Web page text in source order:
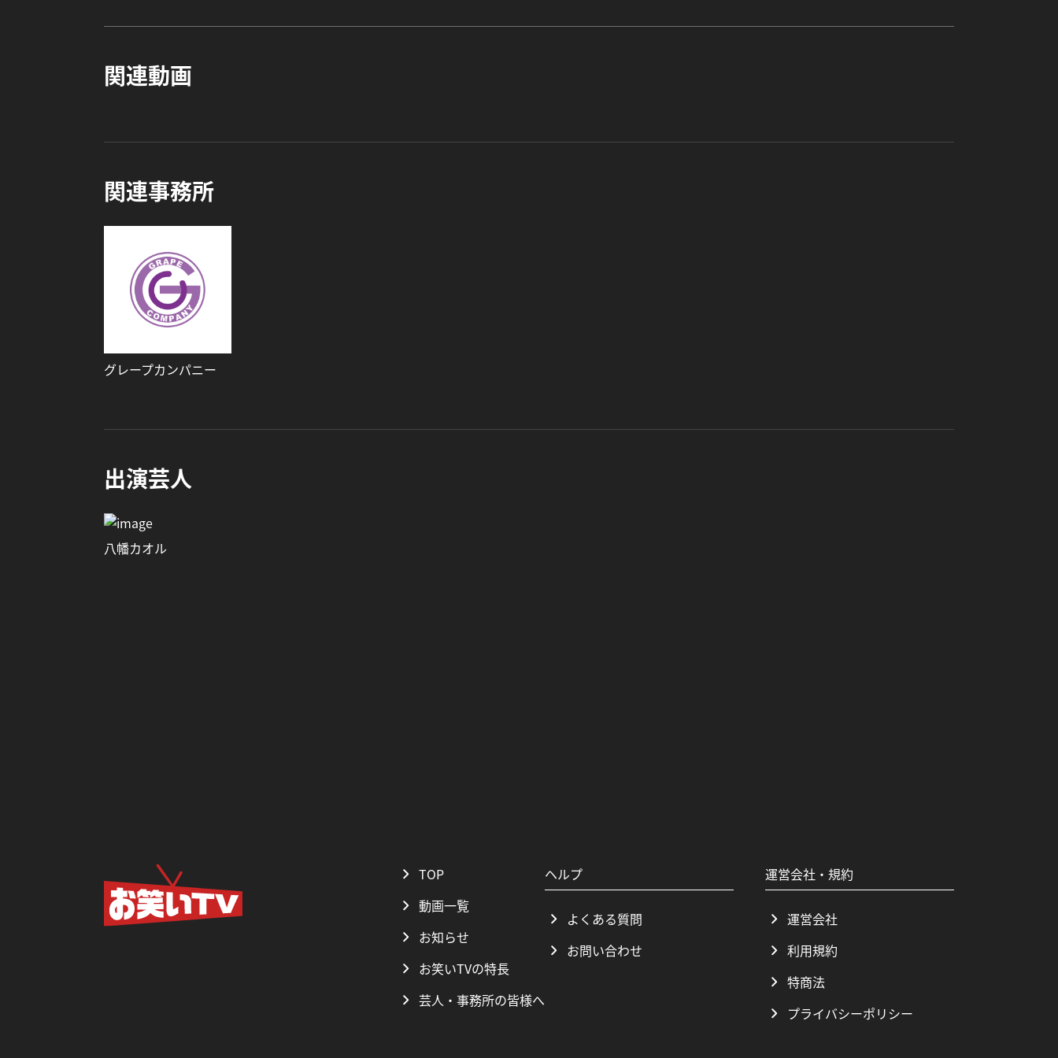
関連動画
関連事務所
グレープカンパニー
出演芸人
八幡カオル
TOP
動画一覧
お知らせ
お笑いTVの特長
芸人・事務所の皆様へ
ヘルプ
よくある質問
お問い合わせ
運営会社・規約
運営会社
利用規約
特商法
プライバシーポリシー